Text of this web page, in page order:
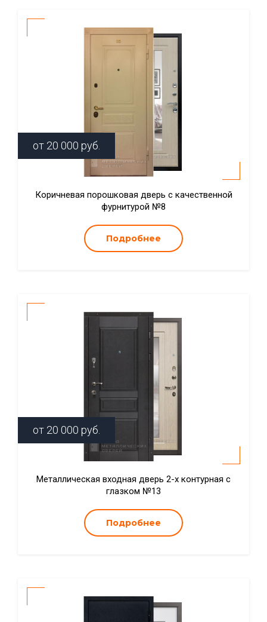
от 20 000 руб.
Коричневая порошковая дверь с качественной
фурнитурой №8
Подробнее
от 20 000 руб.
Металлическая входная дверь 2-х контурная с
глазком №13
Подробнее